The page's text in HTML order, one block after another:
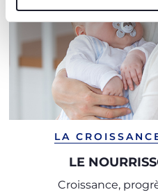
LA
LE
Croissance,